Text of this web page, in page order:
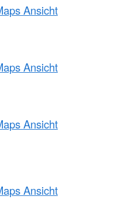
Ansicht
Ansicht
Ansicht
Ansicht